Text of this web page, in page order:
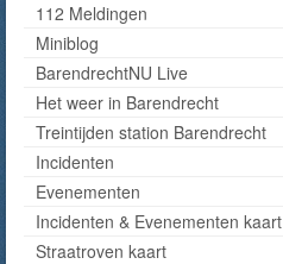
112 Meldingen
Miniblog
BarendrechtNU Live
Het weer in Barendrecht
Treintijden station Barendrecht
Incidenten
Evenementen
Incidenten & Evenementen kaart
Straatroven kaart